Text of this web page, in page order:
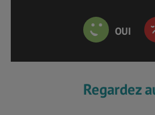
OUI
Regardez